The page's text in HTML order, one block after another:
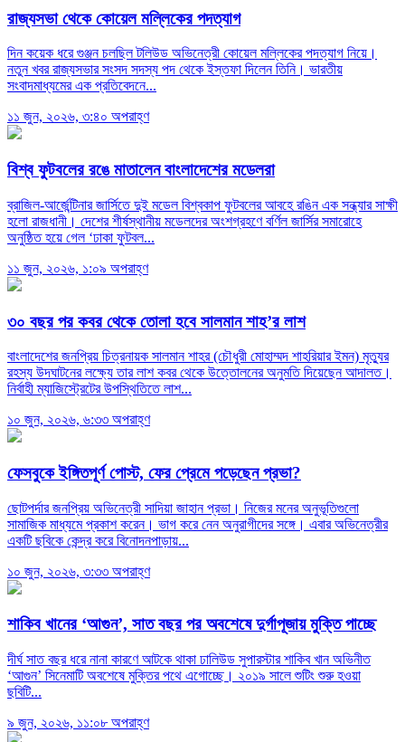
রাজ্যসভা থেকে কোয়েল মল্লিকের পদত্যাগ
দিন কয়েক ধরে গুঞ্জন চলছিল টলিউড অভিনেত্রী কোয়েল মল্লিকের পদত্যাগ নিয়ে।
নতুন খবর রাজ্যসভার সংসদ সদস্য পদ থেকে ইস্তফা দিলেন তিনি। ভারতীয়
সংবাদমাধ্যমের এক প্রতিবেদনে...
১১ জুন, ২০২৬, ৩:৪০ অপরাহ্ণ
বিশ্ব ফুটবলের রঙে মাতালেন বাংলাদেশের মডেলরা
ব্রাজিল-আর্জেন্টিনার জার্সিতে দুই মডেল বিশ্বকাপ ফুটবলের আবহে রঙিন এক সন্ধ্যার সাক্ষী
হলো রাজধানী। দেশের শীর্ষস্থানীয় মডেলদের অংশগ্রহণে বর্ণিল জার্সির সমারোহে
অনুষ্ঠিত হয়ে গেল ‘ঢাকা ফুটবল...
১১ জুন, ২০২৬, ১:০৯ অপরাহ্ণ
৩০ বছর পর কবর থেকে তোলা হবে সালমান শাহ’র লাশ
বাংলাদেশের জনপ্রিয় চিত্রনায়ক সালমান শাহর (চৌধুরী মোহাম্মদ শাহরিয়ার ইমন) মৃত্যুর
রহস্য উদঘাটনের লক্ষ্যে তার লাশ কবর থেকে উত্তোলনের অনুমতি দিয়েছেন আদালত।
নির্বাহী ম্যাজিস্ট্রেটের উপস্থিতিতে লাশ...
১০ জুন, ২০২৬, ৬:৩৩ অপরাহ্ণ
ফেসবুকে ইঙ্গিতপূর্ণ পোস্ট, ফের প্রেমে পড়েছেন প্রভা?
ছোটপর্দার জনপ্রিয় অভিনেত্রী সাদিয়া জাহান প্রভা। নিজের মনের অনুভূতিগুলো
সামাজিক মাধ্যমে প্রকাশ করেন। ভাগ করে নেন অনুরাগীদের সঙ্গে। এবার অভিনেত্রীর
একটি ছবিকে কেন্দ্র করে বিনোদনপাড়ায়...
১০ জুন, ২০২৬, ৩:৩৩ অপরাহ্ণ
শাকিব খানের ‘আগুন’, সাত বছর পর অবশেষে দুর্গাপূজায় মুক্তি পাচ্ছে
দীর্ঘ সাত বছর ধরে নানা কারণে আটকে থাকা ঢালিউড সুপারস্টার শাকিব খান অভিনীত
‘আগুন’ সিনেমাটি অবশেষে মুক্তির পথে এগোচ্ছে। ২০১৯ সালে শুটিং শুরু হওয়া
ছবিটি...
৯ জুন, ২০২৬, ১১:০৮ অপরাহ্ণ